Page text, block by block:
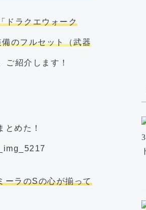
ドラクエウォーク
備のフルセット（武器
ご紹介します！
ーラのSの心が揃って